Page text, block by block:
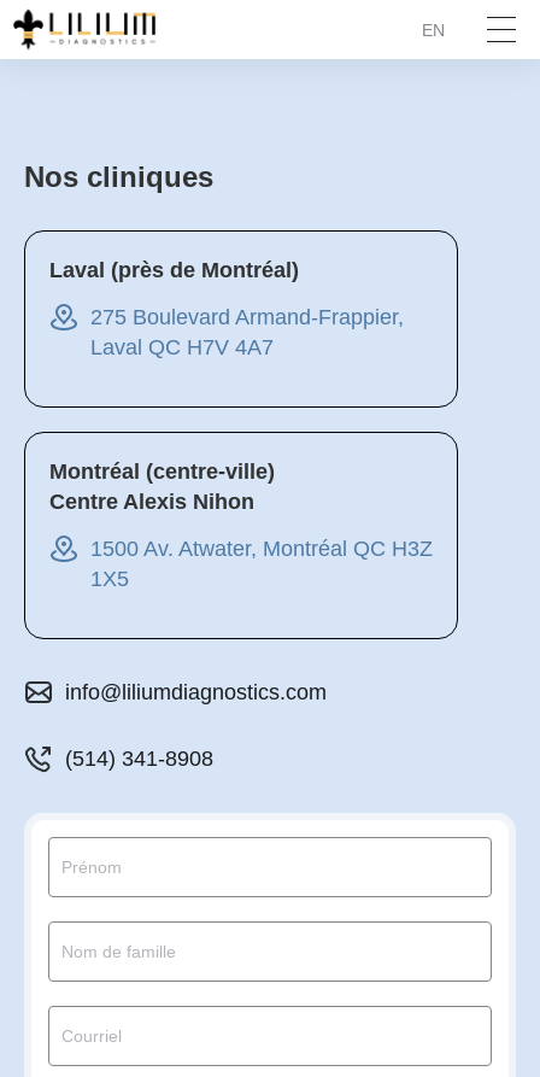
EN
Nos cliniques
Laval (près de Montréal)
275 Boulevard Armand-Frappier,
Laval QC H7V 4A7
Montréal (centre-ville)
Centre Alexis Nihon
1500 Av. Atwater, Montréal QC H3Z
1X5
info@liliumdiagnostics.com
(514) 341-8908